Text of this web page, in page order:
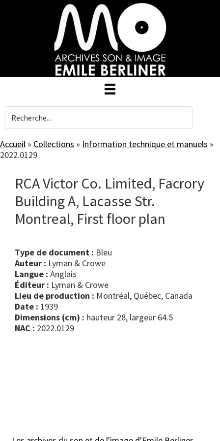
Accueil » Collections » Information technique et manuels »
2022.0129
RCA Victor Co. Limited, Facrory
Building A, Lacasse Str.
Montreal, First floor plan
Type de document :
bleu
Auteur : Lyman & Crowe
Langue : Anglais
Éditeur : Lyman & Crowe
Lieu de production : Montréal, Québec, Canada
Date : 1939
Dimensions (cm) : hauteur 28, largeur 64.5
NAC : 2022.0129